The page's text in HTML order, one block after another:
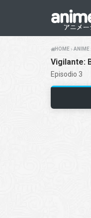
HOME ANIME
Vigilante:
Episodio 3